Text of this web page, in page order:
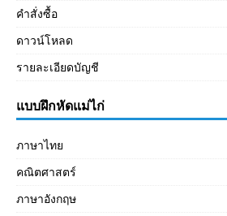
คำสั่งซื้อ
ดาวน์โหลด
รายละเอียดบัญชี
แบบฝึกหัดแม่ไก่
ภาษาไทย
คณิตศาสตร์
ภาษาอังกฤษ